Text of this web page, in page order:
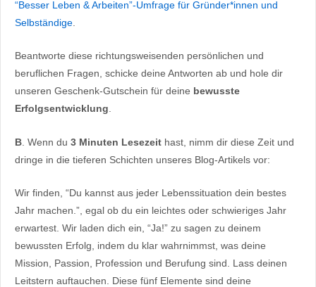
“Besser Leben & Arbeiten”-Umfrage für Gründer*innen und
Selbständige
Beantworte diese richtungsweisenden persönlichen und
beruflichen Fragen, schicke deine Antworten ab und hole dir
unseren Geschenk-Gutschein für deine bewusste
Erfolgsentwicklung
B . Wenn du 3 Minuten Lesezeit hast, nimm dir diese Zeit und
dringe in die tieferen Schichten unseres Blog-Artikels vor:
Wir finden, “Du kannst aus jeder Lebenssituation dein bestes
Jahr machen.”, egal ob du ein leichtes oder schwieriges Jahr
erwartest. Wir laden dich ein, “Ja!” zu sagen zu deinem
bewussten Erfolg, indem du klar wahrnimmst, was deine
Mission, Passion, Profession und Berufung sind. Lass deinen
Leitstern auftauchen. Diese fünf Elemente sind deine